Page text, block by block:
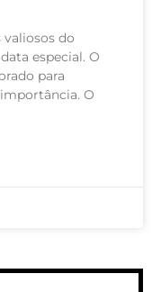
do
especial. O
para
O